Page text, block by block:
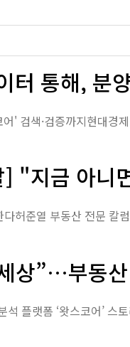
터 통해, 분
"지금 아니
상”…부동산